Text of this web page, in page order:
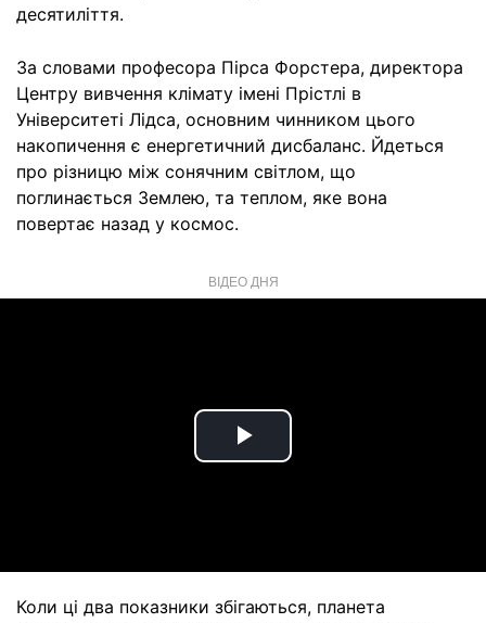
десятиліття.
За словами професора Пірса Форстера, директора
Центру вивчення клімату імені Прістлі в
Університеті Лідса, основним чинником цього
накопичення є енергетичний дисбаланс. Йдеться
про різницю між сонячним світлом, що
поглинається Землею, та теплом, яке вона
повертає назад у космос.
ВІДЕО ДНЯ
Play
Коли ці два показники збігаються, планета